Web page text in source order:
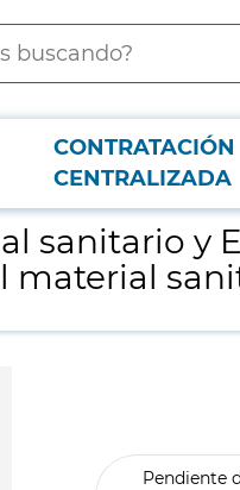
CONTRATACIÓN
CENTRALIZADA
en el almacén del hospital de
sanitario y
material
Pendiente